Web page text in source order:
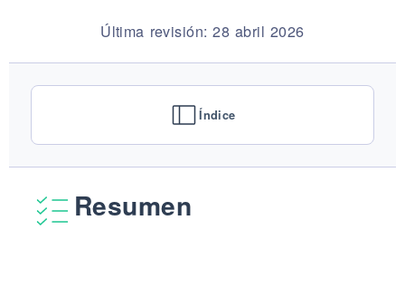
Pomos y accesorios para muebles
EMPRESA
SERVICIOS
TODOS LOS PROYECTOS
Última revisión: 28 abril 2026
Índice
Resumen